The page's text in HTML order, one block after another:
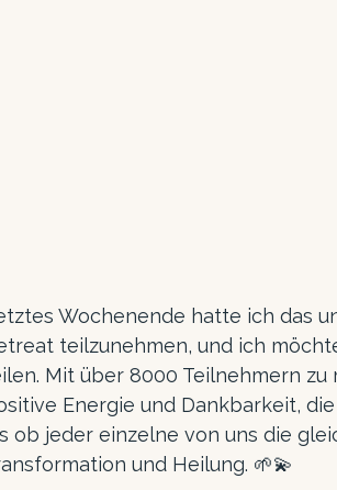
Wochenende hatte ich das
teilzunehmen, und ich
Mit über 8000 Teilnehmern
Energie und Dankbarkeit,
ob jeder einzelne von uns die
und Heilung. 🌱💫